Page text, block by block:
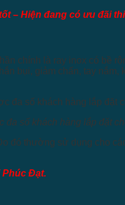
– Hiện đang có ưu đãi
chính là ray inox có bề
bụi, giảm chấn, tay
số khách hàng lắp đặt
đó thường sử dụng cho
Phúc Đạt.